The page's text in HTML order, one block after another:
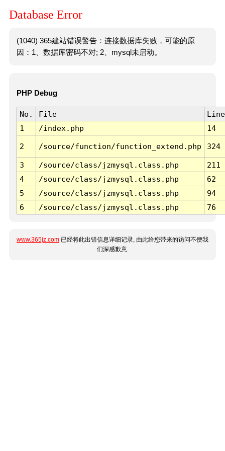
Database Error
(1040) 365建站错误警告：连接数据库失败，可能的原
因：1、数据库密码不对; 2、mysql未启动。
PHP Debug
No. File
Line
1
/index.php 14
2 /source/function/function_extend.php 324
3 /source/class/jzmysql.class.php
211
4
/source/class/jzmysql.class.php
62
5
/source/class/jzmysql.class.php
94
6
/source/class/jzmysql.class.php 76
www.365jz.com 已经将此出错信息详细记录, 由此给您带来的访问不便我
们深感歉意.